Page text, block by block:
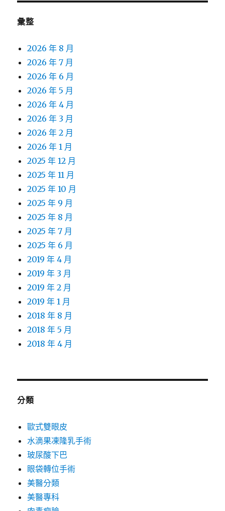
彙整
2026 年 8 月
2026 年 7 月
2026 年 6 月
2026 年 5 月
2026 年 4 月
2026 年 3 月
2026 年 2 月
2026 年 1 月
2025 年 12 月
2025 年 11 月
2025 年 10 月
2025 年 9 月
2025 年 8 月
2025 年 7 月
2025 年 6 月
2019 年 4 月
2019 年 3 月
2019 年 2 月
2019 年 1 月
2018 年 8 月
2018 年 5 月
2018 年 4 月
分類
歐式雙眼皮
水滴果凍隆乳手術
玻尿酸下巴
眼袋轉位手術
美醫分類
美醫專科